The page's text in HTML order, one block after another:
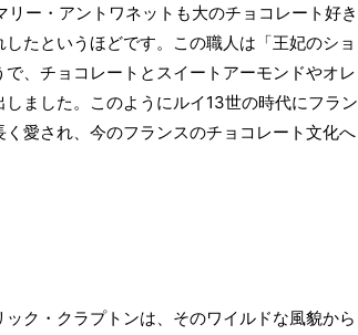
ー・アントワネットも大のチョコレート好き
たというほどです。この職人は「王妃のショ
、チョコレートとスイートアーモンドやオレ
ました。このようにルイ13世の時代にフラン
愛され、今のフランスのチョコレート文化へ
ク・クラプトンは、そのワイルドな風貌から